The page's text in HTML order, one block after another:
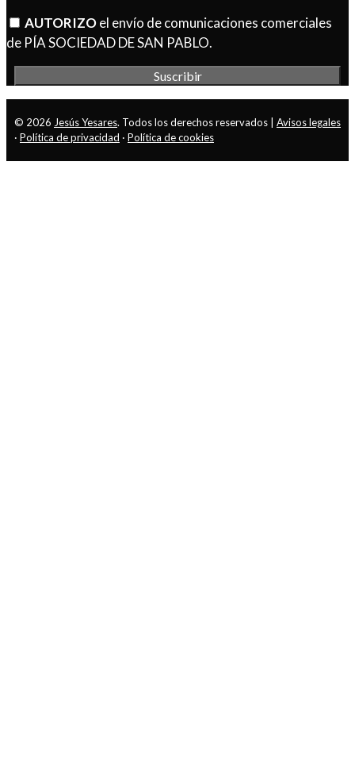
AUTORIZOel envío de comunicaciones comerciales
de PÍA SOCIEDAD DE SAN PABLO.
© 2026 Jesús Yesares. Todos los derechos reservados | Avisos legales
· Política de privacidad · Política de cookies